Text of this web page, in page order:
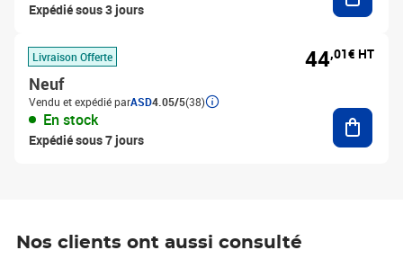
Expédié sous 3 jours
Livraison Offerte
Neuf
Vendu et expédié parASD4.05/5(38)
En stock
Expédié sous 7 jours
44,01€ HT
Nos clients ont aussi consulté